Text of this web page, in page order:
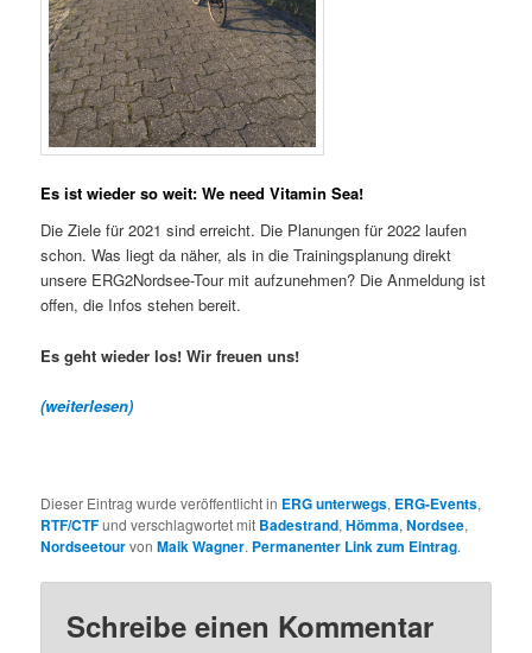
Es ist wieder so weit: We need Vitamin Sea!
Die Ziele für 2021 sind erreicht. Die Planungen für 2022 laufen
schon. Was liegt da näher, als in die Trainingsplanung direkt
unsere ERG2Nordsee-Tour mit aufzunehmen? Die Anmeldung ist
offen, die Infos stehen bereit.
Es geht wieder los! Wir freuen uns!
(weiterlesen)
Dieser Eintrag wurde veröffentlicht in ERG unterwegs, ERG-Events,
RTF/CTFund verschlagwortet mit Badestrand,Hömma,Nordsee,
NordseetourvonMaik Wagner. Permanenter Link zum Eintrag.
Schreibe einen Kommentar